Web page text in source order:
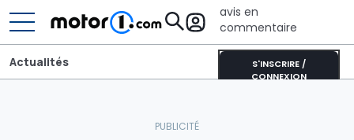
avis en
commentaire
S'INSCRIRE /
CONNEXION
Actualités